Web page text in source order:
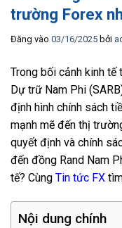
trường Forex
Đăng vào 03/16/2025 bởi
Trong bối cảnh kinh tế
Dự trữ Nam Phi
định hình chính sách
mạnh mẽ đến thị
quyết định và chính
đến đồng Rand Nam
tế? Cùng Tin tức FX
Nội dung chính